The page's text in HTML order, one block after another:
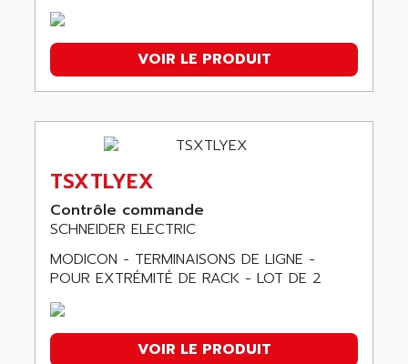
VOIR LE PRODUIT
TSXTLYEX
Contrôle commande
SCHNEIDER ELECTRIC
MODICON - TERMINAISONS DE LIGNE -
POUR EXTRÉMITÉ DE RACK - LOT DE 2
VOIR LE PRODUIT